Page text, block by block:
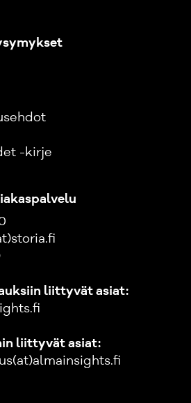
-kirje
liittyvät asiat:
liittyvät asiat: